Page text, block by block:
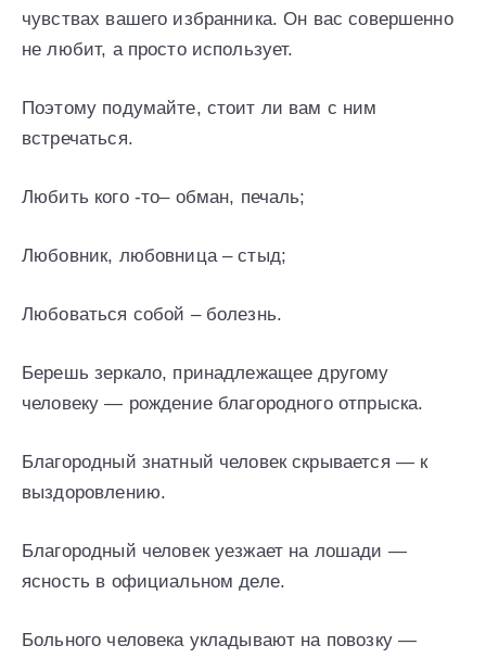
чувствах вашего избранника. Он вас совершенно
не любит, а просто использует.
Поэтому подумайте, стоит ли вам с ним
встречаться.
Любить кого -то– обман, печаль;
Любовник, любовница – стыд;
Любоваться собой – болезнь.
Берешь зеркало, принадлежащее другому
человеку — рождение благородного отпрыска.
Благородный знатный человек скрывается — к
выздоровлению.
Благородный человек уезжает на лошади —
ясность в официальном деле.
Больного человека укладывают на повозку —